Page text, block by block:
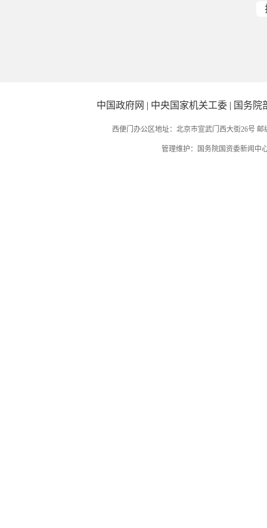
中国政府网 | 中央国家机关工委 | 国务院
西便门办公区地址：北京市宣武门西大街26号
管理维护：国务院国资委新闻中